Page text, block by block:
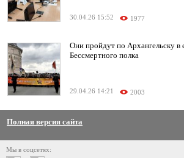
30.04.26 15:52 1977
Они пройдут по Архангельску
Бессмертного полка
29.04.26 14:21 2003
Полная версия сайта
Мы в соцсетях: